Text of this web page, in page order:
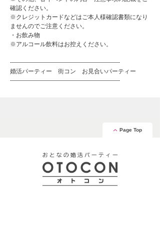
確認ください。
※クレジットカードなどはご本人様確認書類になり
ませんのでご注意ください。
・お飲み物
※アルコール飲料はお控えください。
-------------------------------------------------------
婚活パーティー 街コン お見合いパーティー
-------------------------------------------------------
Page Top